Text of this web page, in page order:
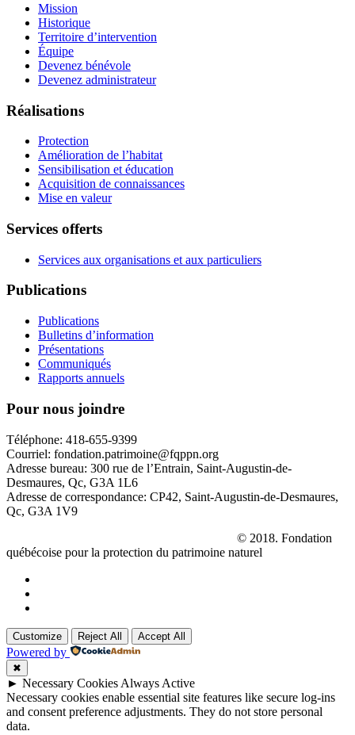
Mission
Historique
Territoire d’intervention
Équipe
Devenez bénévole
Devenez administrateur
Réalisations
Protection
Amélioration de l’habitat
Sensibilisation et éducation
Acquisition de connaissances
Mise en valeur
Services offerts
Services aux organisations et aux particuliers
Publications
Publications
Bulletins d’information
Présentations
Communiqués
Rapports annuels
Pour nous joindre
Téléphone: 418-655-9399
Courriel: fondation.patrimoine@fqppn.org
Adresse bureau: 300 rue de l’Entrain, Saint-Augustin-de-
Desmaures, Qc, G3A 1L6
Adresse de correspondance: CP42, Saint-Augustin-de-Desmaures,
Qc, G3A 1V9
© 2018. Fondation
québécoise pour la protection du patrimoine naturel
Customize Reject All Accept All
Powered by
✖
► Necessary Cookies Always Active
Necessary cookies enable essential site features like secure log-ins
and consent preference adjustments. They do not store personal
data.